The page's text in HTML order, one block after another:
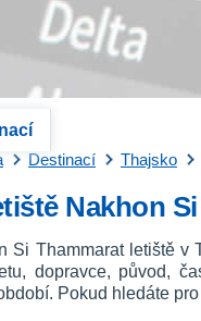
Destinací Thajsko
Nakhon
Si Thammarat letiště
dopravce, původ,
Pokud hledáte